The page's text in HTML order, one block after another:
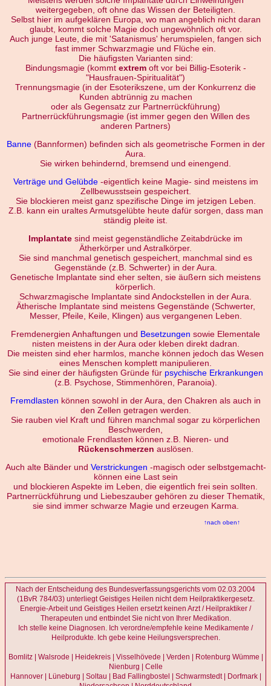
weitergegeben, oft ohne das Wissen der Beteiligten.
Selbst hier im aufgeklären Europa, wo man angeblich nicht daran
glaubt, kommt solche Magie doch ungewöhnlich oft vor.
Auch junge Leute, die mit 'Satanismus' herumspielen, fangen sich
fast immer Schwarzmagie und Flüche ein.
Die häufigsten Varianten sind:
Bindungsmagie (kommt extremoft vor bei Billig-Esoterik -
"Hausfrauen-Spiritualität")
Trennungsmagie (in der Esoterikszene, um der Konkurrenz die
Kunden abtrünnig zu machen
oder als Gegensatz zur Partnerrückführung)
Partnerrückführungsmagie (ist immer gegen den Willen des
anderen Partners)
Banne(Bannformen) befinden sich als geometrische Formen in der
Aura.
Sie wirken behindernd, bremsend und einengend.
Verträge und Gelübde-eigentlich keine Magie- sind meistens im
Zellbewusstsein gespeichert.
Sie blockieren meist ganz spezifische Dinge im jetzigen Leben.
Z.B. kann ein uraltes Armutsgelübte heute dafür sorgen, dass man
ständig pleite ist.
Implantate sind meist gegenständliche Zeitabdrücke im
Ätherkörper und Astralkörper.
Sie sind manchmal genetisch gespeichert, manchmal sind es
Gegenstände (z.B. Schwerter) in der Aura.
Genetische Implantate sind eher selten, sie äußern sich meistens
körperlich.
Schwarzmagische Implantate sind Andockstellen in der Aura.
Ätherische Implantate sind meistens Gegenstände (Schwerter,
Messer, Pfeile, Keile, Klingen) aus vergangenen Leben.
Fremdenergien Anhaftungen und Besetzungen sowie Elementale
nisten meistens in der Aura oder kleben direkt dadran.
Die meisten sind eher harmlos, manche können jedoch das Wesen
eines Menschen komplett manipulieren.
Sie sind einer der häufigsten Gründe für psychische Erkrankungen
(z.B. Psychose, Stimmenhören, Paranoia).
Fremdlasten können sowohl in der Aura, den Chakren als auch in
den Zellen getragen werden.
Sie rauben viel Kraft und führen manchmal sogar zu körperlichen
Beschwerden,
emotionale Frendlasten können z.B. Nieren- und
Rückenschmerzen auslösen.
Auch alte Bänder und Verstrickungen -magisch oder selbstgemacht-
können eine Last sein
und blockieren Aspekte im Leben, die eigentlich frei sein sollten.
Partnerrückführung und Liebeszauber gehören zu dieser Thematik,
sie sind immer schwarze Magie und erzeugen Karma.
↑nach oben↑
Nach der Entscheidung des Bundesverfassungsgerichts vom 02.03.2004
(1BvR 784/03) unterliegt Geistiges Heilen nicht dem Heilpraktikergesetz.
Energie-Arbeit und Geistiges Heilen ersetzt keinen Arzt / Heilpraktiker /
Therapeuten und entbindet Sie nicht von Ihrer Medikation.
Ich stelle keine Diagnosen. Ich verordne/empfehle keine Medikamente /
Heilprodukte. Ich gebe keine Heilungsversprechen.
Bomlitz | Walsrode | Heidekreis | Visselhövede | Verden | Rotenburg Wümme |
Nienburg | Celle
Hannover | Lüneburg | Soltau | Bad Fallingbostel | Schwarmstedt | Dorfmark |